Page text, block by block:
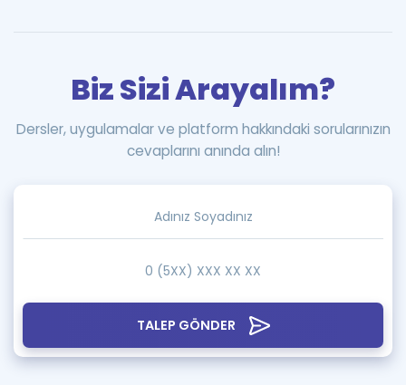
TALEP GÖNDER
Biz Sizi Arayalım?
Dersler, uygulamalar ve platform hakkındaki sorularınızın
cevaplarını anında alın!